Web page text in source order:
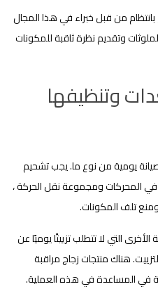
بانتظام من قبل خبراء في هذا المجال
وتقديم نظرة ثاقبة للمكونات
وتنظيفها
صيانة يومية من نوع ما. يجب تشحيم
المحركات ومجموعة نقل الحركة ،
تلف المكونات.
التي لا تتطلب تزييتًا يوميًا عن
هناك منتجات زجاج مراقبة
في المساعدة في هذه العملية.